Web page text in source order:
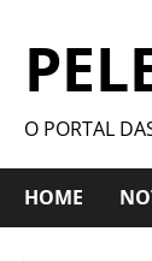
O PORTAL
HOME